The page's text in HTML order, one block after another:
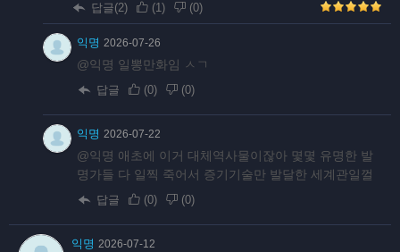
답글(2) (1) (0)
익명 2026-07-26
@익명 일뽕만화임 ㅅㄱ
답글 (0) (0)
익명 2026-07-22
@익명 애초에 이거 대체역사물이잖아 몇몇 유명한 발
명가들 다 일찍 죽어서 증기기술만 발달한 세계관일껄
답글 (0) (0)
익명 2026-07-12